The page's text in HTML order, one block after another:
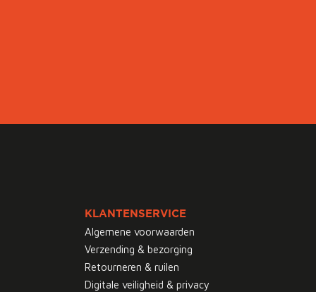
KLANTENSERVICE
Algemene voorwaarden
Verzending & bezorging
Retourneren & ruilen
Digitale veiligheid & privacy